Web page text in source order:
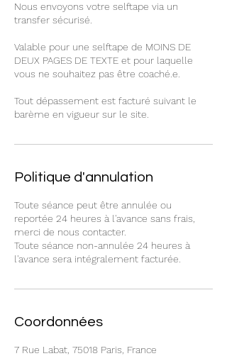
Nous envoyons votre selftape via un
transfer sécurisé.
Valable pour une selftape de MOINS DE
DEUX PAGES DE TEXTE et pour laquelle
vous ne souhaitez pas être coaché.e.
Tout dépassement est facturé suivant le
Politique d'annulation
Toute séance peut être annulée ou
reportée 24 heures à l'avance sans frais,
merci de nous contacter.
Toute séance non-annulée 24 heures à
l'avance sera intégralement facturée.
Coordonnées
7 Rue Labat, 75018 Paris, France